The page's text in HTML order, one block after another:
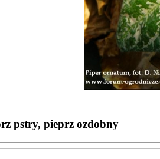
pstry, pieprz ozdobny